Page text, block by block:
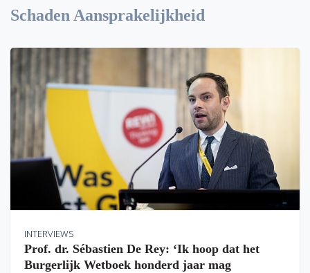
Schaden Aansprakelijkheid
INTERVIEWS
Prof. dr. Sébastien De Rey: ‘Ik hoop dat het
Burgerlijk Wetboek honderd jaar mag